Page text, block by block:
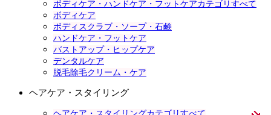
ボディケア・ハンドケア・フットケアカテゴリすべて
ボディケア
ボディスクラブ・ソープ・石鹸
ハンドケア・フットケア
バストアップ・ヒップケア
デンタルケア
脱毛除毛クリーム・ケア
ヘアケア・スタイリング